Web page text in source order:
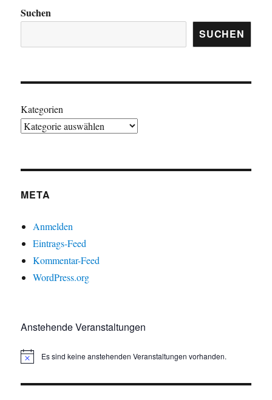
Suchen
SUCHEN
Kategorien
META
Anmelden
Eintrags-Feed
Kommentar-Feed
WordPress.org
Anstehende Veranstaltungen
H
w
Es sind keine anstehenden Veranstaltungen vorhanden.